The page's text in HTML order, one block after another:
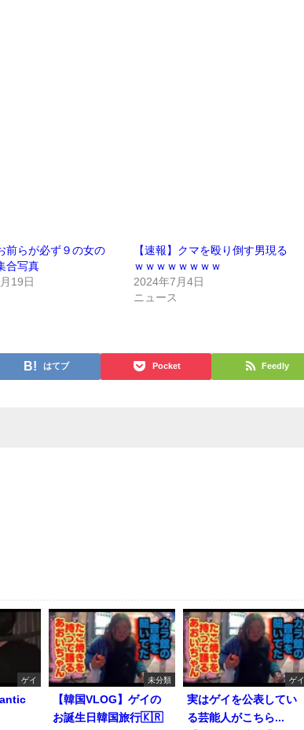
前らが必ず９の女の
合写真
19日
【速報】クマを殴り倒す男現る
ｗｗｗｗｗｗｗｗ
2024年7月4日
ニュース
はてブ Pocket Feedly
ゲイ 未分類
【韓国VLOG】ゲイの
お誕生日韓国旅行🇰🇷
ゲイ
実はゲイを公表してい
る芸能人がこちら...